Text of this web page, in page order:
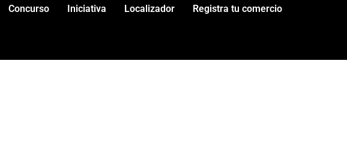
Concurso Iniciativa Localizador Registra tu comercio